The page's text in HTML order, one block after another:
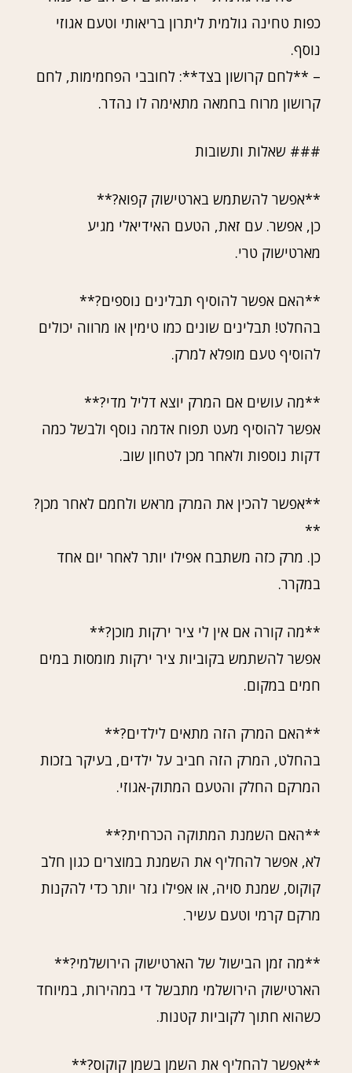
כפות טחינה גולמית ליתרון בריאותי וטעם אגוזי
נוסף.
– **לחם קרושון בצד**: לחובבי הפחמימות, לחם
קרושון מרוח בחמאה מתאימה לו נהדר.
### שאלות ותשובות
**אפשר להשתמש בארטישוק קפוא?**
כן, אפשר. עם זאת, הטעם האידיאלי מגיע
מארטישוק טרי.
**האם אפשר להוסיף תבלינים נוספים?**
בהחלט! תבלינים שונים כמו טימין או מרווה יכולים
להוסיף טעם מופלא למרק.
**מה עושים אם המרק יוצא דליל מדי?**
אפשר להוסיף מעט תפוח אדמה נוסף ולבשל כמה
דקות נוספות ולאחר מכן לטחון שוב.
**אפשר להכין את המרק מראש ולחמם לאחר מכן?
**
כן. מרק כזה משתבח אפילו יותר לאחר יום אחד
במקרר.
**מה קורה אם אין לי ציר ירקות מוכן?**
אפשר להשתמש בקוביות ציר ירקות מומסות במים
חמים במקום.
**האם המרק הזה מתאים לילדים?**
בהחלט, המרק הזה חביב על ילדים, בעיקר בזכות
המרקם החלק והטעם המתוק-אגוזי.
**האם השמנת המתוקה הכרחית?**
לא, אפשר להחליף את השמנת במוצרים כגון חלב
קוקוס, שמנת סויה, או אפילו גזר יותר כדי להקנות
מרקם קרמי וטעם עשיר.
**מה זמן הבישול של הארטישוק הירושלמי?**
הארטישוק הירושלמי מתבשל די במהירות, במיוחד
כשהוא חתוך לקוביות קטנות.
**אפשר להחליף את השמן בשמן קוקוס?**